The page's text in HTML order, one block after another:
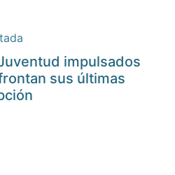
impulsados
sus últimas